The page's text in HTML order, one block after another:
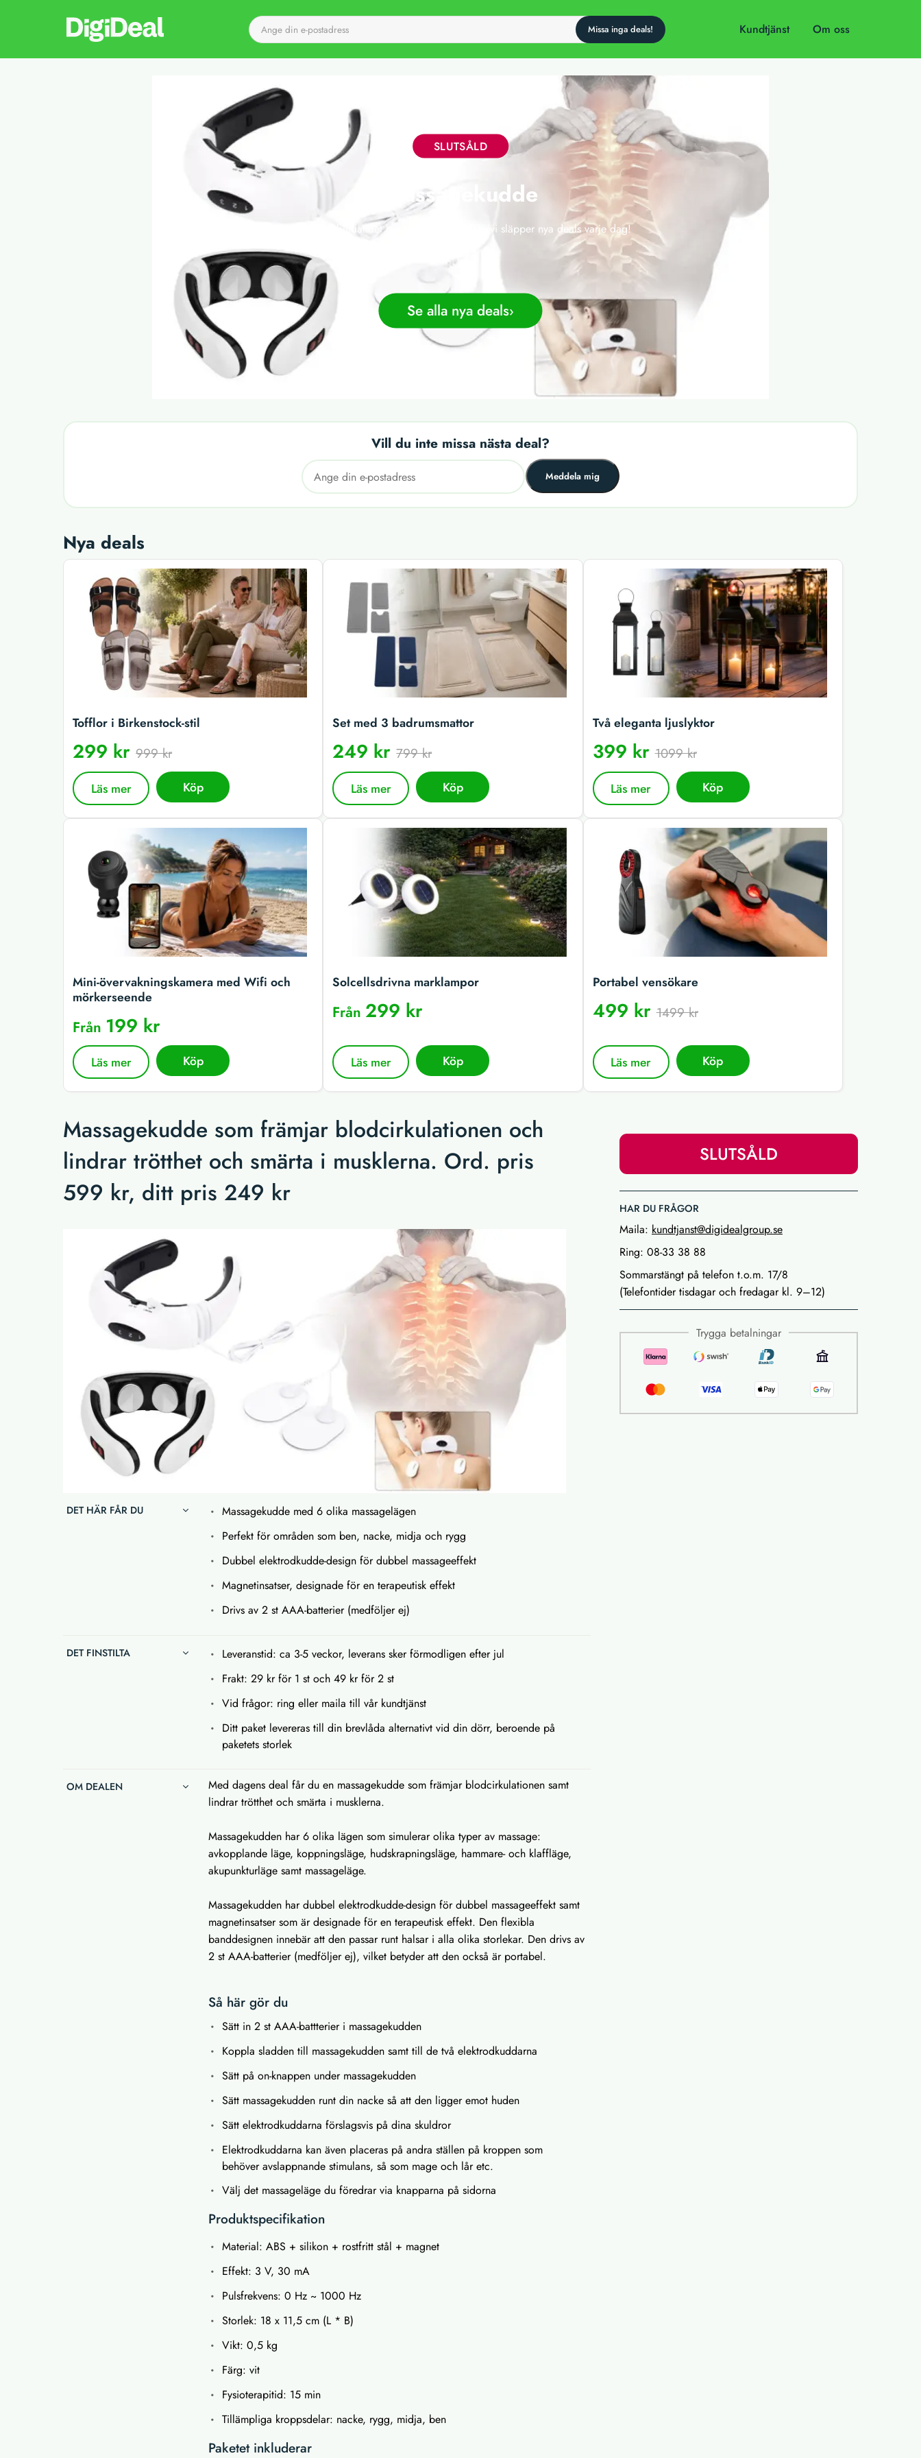
Till startsidan Kundtjänst Om oss
SLUTSÅLD
Massagekudde
Det här erbjudandet har tyvärr gått ut, men vi släpper nya deals varje dag!
Se alla nya deals
Vill du inte missa nästa deal?
Meddela mig
Nya deals
Tofflor i Birkenstock-stil
299 kr 999 kr
Läs mer Köp
Set med 3 badrumsmattor
249 kr799 kr
Läs mer Köp
Två eleganta ljuslyktor
399 kr1099 kr
Läs mer Köp
Mini-övervakningskamera med Wifi och
mörkerseende
Från 199 kr
Läs mer Köp
Solcellsdrivna marklampor
Från299 kr
Läs mer Köp
Portabel vensökare
499 kr1499 kr
Läs mer Köp
Massagekudde som främjar blodcirkulationen och
lindrar trötthet och smärta i musklerna. Ord. pris
599 kr, ditt pris 249 kr
SLUTSÅLD
HAR DU FRÅGOR
Maila: kundtjanst@digidealgroup.se
Ring: 08-33 38 88
Sommarstängt på telefon t.o.m. 17/8
(Telefontider tisdagar och fredagar kl. 9–12)
Trygga betalningar
DET HÄR FÅR DU
Massagekudde med 6 olika massagelägen
Perfekt för områden som ben, nacke, midja och rygg
Dubbel elektrodkudde-design för dubbel massageeffekt
Magnetinsatser, designade för en terapeutisk effekt
Drivs av 2 st AAA-batterier (medföljer ej)
DET FINSTILTA
Leveranstid: ca 3-5 veckor, leverans sker förmodligen efter jul
Frakt: 29 kr för 1 st och 49 kr för 2 st
Vid frågor: ring eller maila till vår kundtjänst
Ditt paket levereras till din brevlåda alternativt vid din dörr, beroende på
paketets storlek
OM DEALEN
Med dagens deal får du en massagekudde som främjar blodcirkulationen samt
lindrar trötthet och smärta i musklerna.
Massagekudden har 6 olika lägen som simulerar olika typer av massage:
avkopplande läge, koppningsläge, hudskrapningsläge, hammare- och klaffläge,
akupunkturläge samt massageläge.
Massagekudden har dubbel elektrodkudde-design för dubbel massageeffekt samt
magnetinsatser som är designade för en terapeutisk effekt. Den flexibla
banddesignen innebär att den passar runt halsar i alla olika storlekar. Den drivs av
2 st AAA-batterier (medföljer ej), vilket betyder att den också är portabel.
Så här gör du
Sätt in 2 st AAA-battterier i massagekudden
Koppla sladden till massagekudden samt till de två elektrodkuddarna
Sätt på on-knappen under massagekudden
Sätt massagekudden runt din nacke så att den ligger emot huden
Sätt elektrodkuddarna förslagsvis på dina skuldror
Elektrodkuddarna kan även placeras på andra ställen på kroppen som
behöver avslappnande stimulans, så som mage och lår etc.
Välj det massageläge du föredrar via knapparna på sidorna
Produktspecifikation
Material: ABS + silikon + rostfritt stål + magnet
Effekt: 3 V, 30 mA
Pulsfrekvens: 0 Hz ~ 1000 Hz
Storlek: 18 x 11,5 cm (L * B)
Vikt: 0,5 kg
Färg: vit
Fysioterapitid: 15 min
Tillämpliga kroppsdelar: nacke, rygg, midja, ben
Paketet inkluderar